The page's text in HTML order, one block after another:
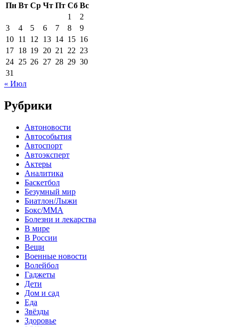
Пн Вт Ср Чт Пт Сб Вс
1
2
3
4 5 6 7 8
9
10 11 12 13 14 15 16
17 18 19 20 21 22 23
24 25 26 27 28 29 30
31
« Июл
Рубрики
Автоновости
Автособытия
Автоспорт
Автоэксперт
Актеры
Аналитика
Баскетбол
Безумный мир
Биатлон/Лыжи
Бокс/MMA
Болезни и лекарства
В мире
В России
Вещи
Военные новости
Волейбол
Гаджеты
Дети
Дом и сад
Еда
Звёзды
Здоровье